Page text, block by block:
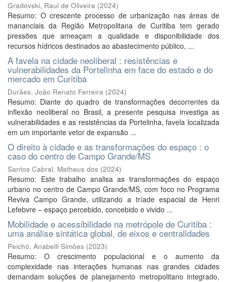
Gradovski, Raul de Oliveira (2024)
Resumo: O crescente processo de urbanização nas áreas de
mananciais da Região Metropolitana de Curitiba tem gerado
pressões que ameaçam a qualidade e disponibilidade dos
recursos hídricos destinados ao abastecimento público, ...
A favela na cidade neoliberal : resistências e
vulnerabilidades da Portelinha em face do estado e do
mercado em Curitiba
Durães, João Renato Ferreira (2024)
Resumo: Diante do quadro de transformações decorrentes da
inflexão neoliberal no Brasil, a presente pesquisa investiga as
vulnerabilidades e as resistências da Portelinha, favela localizada
em um importante vetor de expansão ...
O direito à cidade e as transformações do espaço : o
caso do centro de Campo Grande/MS
Santos Cabral, Matheus dos (2024)
Resumo: Este trabalho analisa as transformações do espaço
urbano no centro de Campo Grande/MS, com foco no Programa
Reviva Campo Grande, utilizando a tríade espacial de Henri
Lefebvre – espaço percebido, concebido e vivido ...
Mobilidade e acessibilidade na metrópole de Curitiba :
uma análise sintática global, de eixos e centralidades
Peichó, Anabelli Simões (2023)
Resumo: O crescimento populacional e o aumento da
complexidade nas interações humanas nas grandes cidades
demandam soluções de planejamento metropolitano integrado,